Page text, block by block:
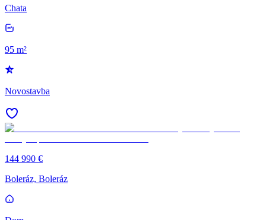
Chata
95 m²
Novostavba
144 990 €
Boleráz, Boleráz